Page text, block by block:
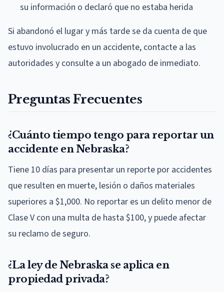
su información o declaró que no estaba herida
Si abandonó el lugar y más tarde se da cuenta de que
estuvo involucrado en un accidente, contacte a las
autoridades y consulte a un abogado de inmediato.
Preguntas Frecuentes
¿Cuánto tiempo tengo para reportar un
accidente en Nebraska?
Tiene 10 días para presentar un reporte por accidentes
que resulten en muerte, lesión o daños materiales
superiores a $1,000. No reportar es un delito menor de
Clase V con una multa de hasta $100, y puede afectar
su reclamo de seguro.
¿La ley de Nebraska se aplica en
propiedad privada?